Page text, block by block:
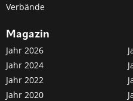
Verbände
Magazin
Jahr 2026
Jahr 2024
Jahr 2022
Jahr 2020